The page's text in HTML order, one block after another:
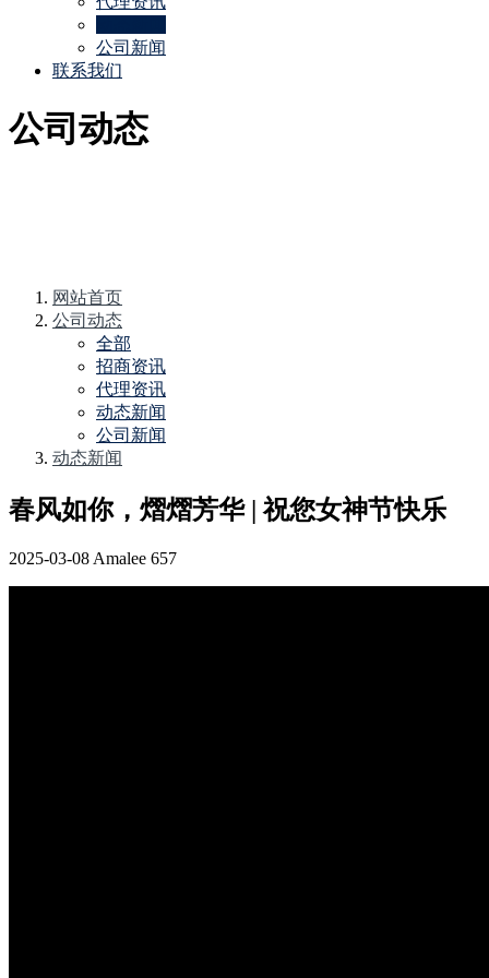
公司新闻
联系我们
公司动态
网站首页
公司动态
全部
招商资讯
代理资讯
动态新闻
公司新闻
动态新闻
春风如你，熠熠芳华 | 祝您女神节快乐
2025-03-08 Amalee 657